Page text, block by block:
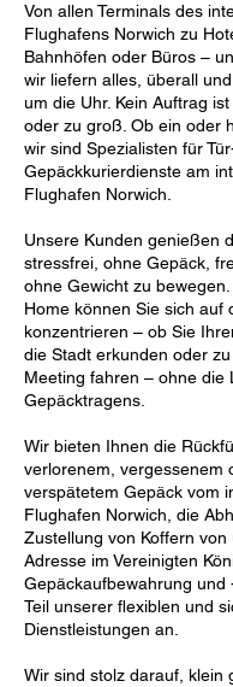
Von allen Terminals des
Flughafens Norwich zu
Bahnhöfen oder Büros –
wir liefern alles, überall
um die Uhr. Kein Auftrag
oder zu groß. Ob ein oder
wir sind Spezialisten für
Gepäckkurierdienste am
Flughafen Norwich.
Unsere Kunden genießen
stressfrei, ohne Gepäck,
ohne Gewicht zu
Home können Sie sich auf
konzentrieren – ob Sie
die Stadt erkunden oder
Meeting fahren – ohne die
Gepäcktragens.
Wir bieten Ihnen die
verlorenem, vergessenem
verspätetem Gepäck vom
Flughafen Norwich, die
Zustellung von Koffern von
Adresse im Vereinigten
Gepäckaufbewahrung und
Teil unserer flexiblen und
Dienstleistungen an.
Wir sind stolz darauf, klein